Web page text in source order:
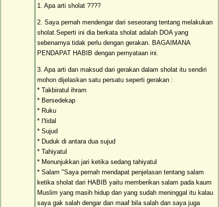
1. Apa arti sholat ????
2. Saya pernah mendengar dari seseorang tentang melakukan
sholat.Seperti ini dia berkata sholat adalah DOA yang
sebenarnya tidak perlu dengan gerakan. BAGAIMANA
PENDAPAT HABIB dengan pernyataan ini.
3. Apa arti dan maksud dari gerakan dalam sholat itu sendiri
mohon dijelaskan satu persatu seperti gerakan :
* Takbiratul ihram
* Bersedekap
* Ruku
* I'tidal
* Sujud
* Duduk di antara dua sujud
* Tahiyatul
* Menunjukkan jari ketika sedang tahiyatul
* Salam "Saya pernah mendapat penjelasan tentang salam
ketika sholat dari HABIB yaitu memberikan salam pada kaum
Muslim yang masih hidup dan yang sudah meninggal itu kalau
saya gak salah dengar dan maaf bila salah dan saya juga